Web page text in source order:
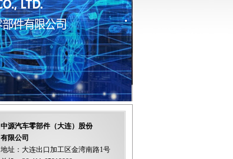
中源汽车零部件（大连）股份
有限公司
地址：大连出口加工区金湾南路1号